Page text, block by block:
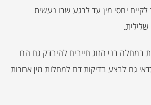
יחסי מין עד לרגע שבו נעשית
במחלה בני הזוג חייבים להיבדק גם הם
גם לבצע בדיקות דם למחלות מין אחרות